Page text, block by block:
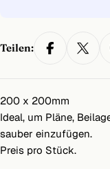
Teilen:
200 x 200mm
Ideal, um Pläne,
sauber einzufügen.
Preis pro Stück.